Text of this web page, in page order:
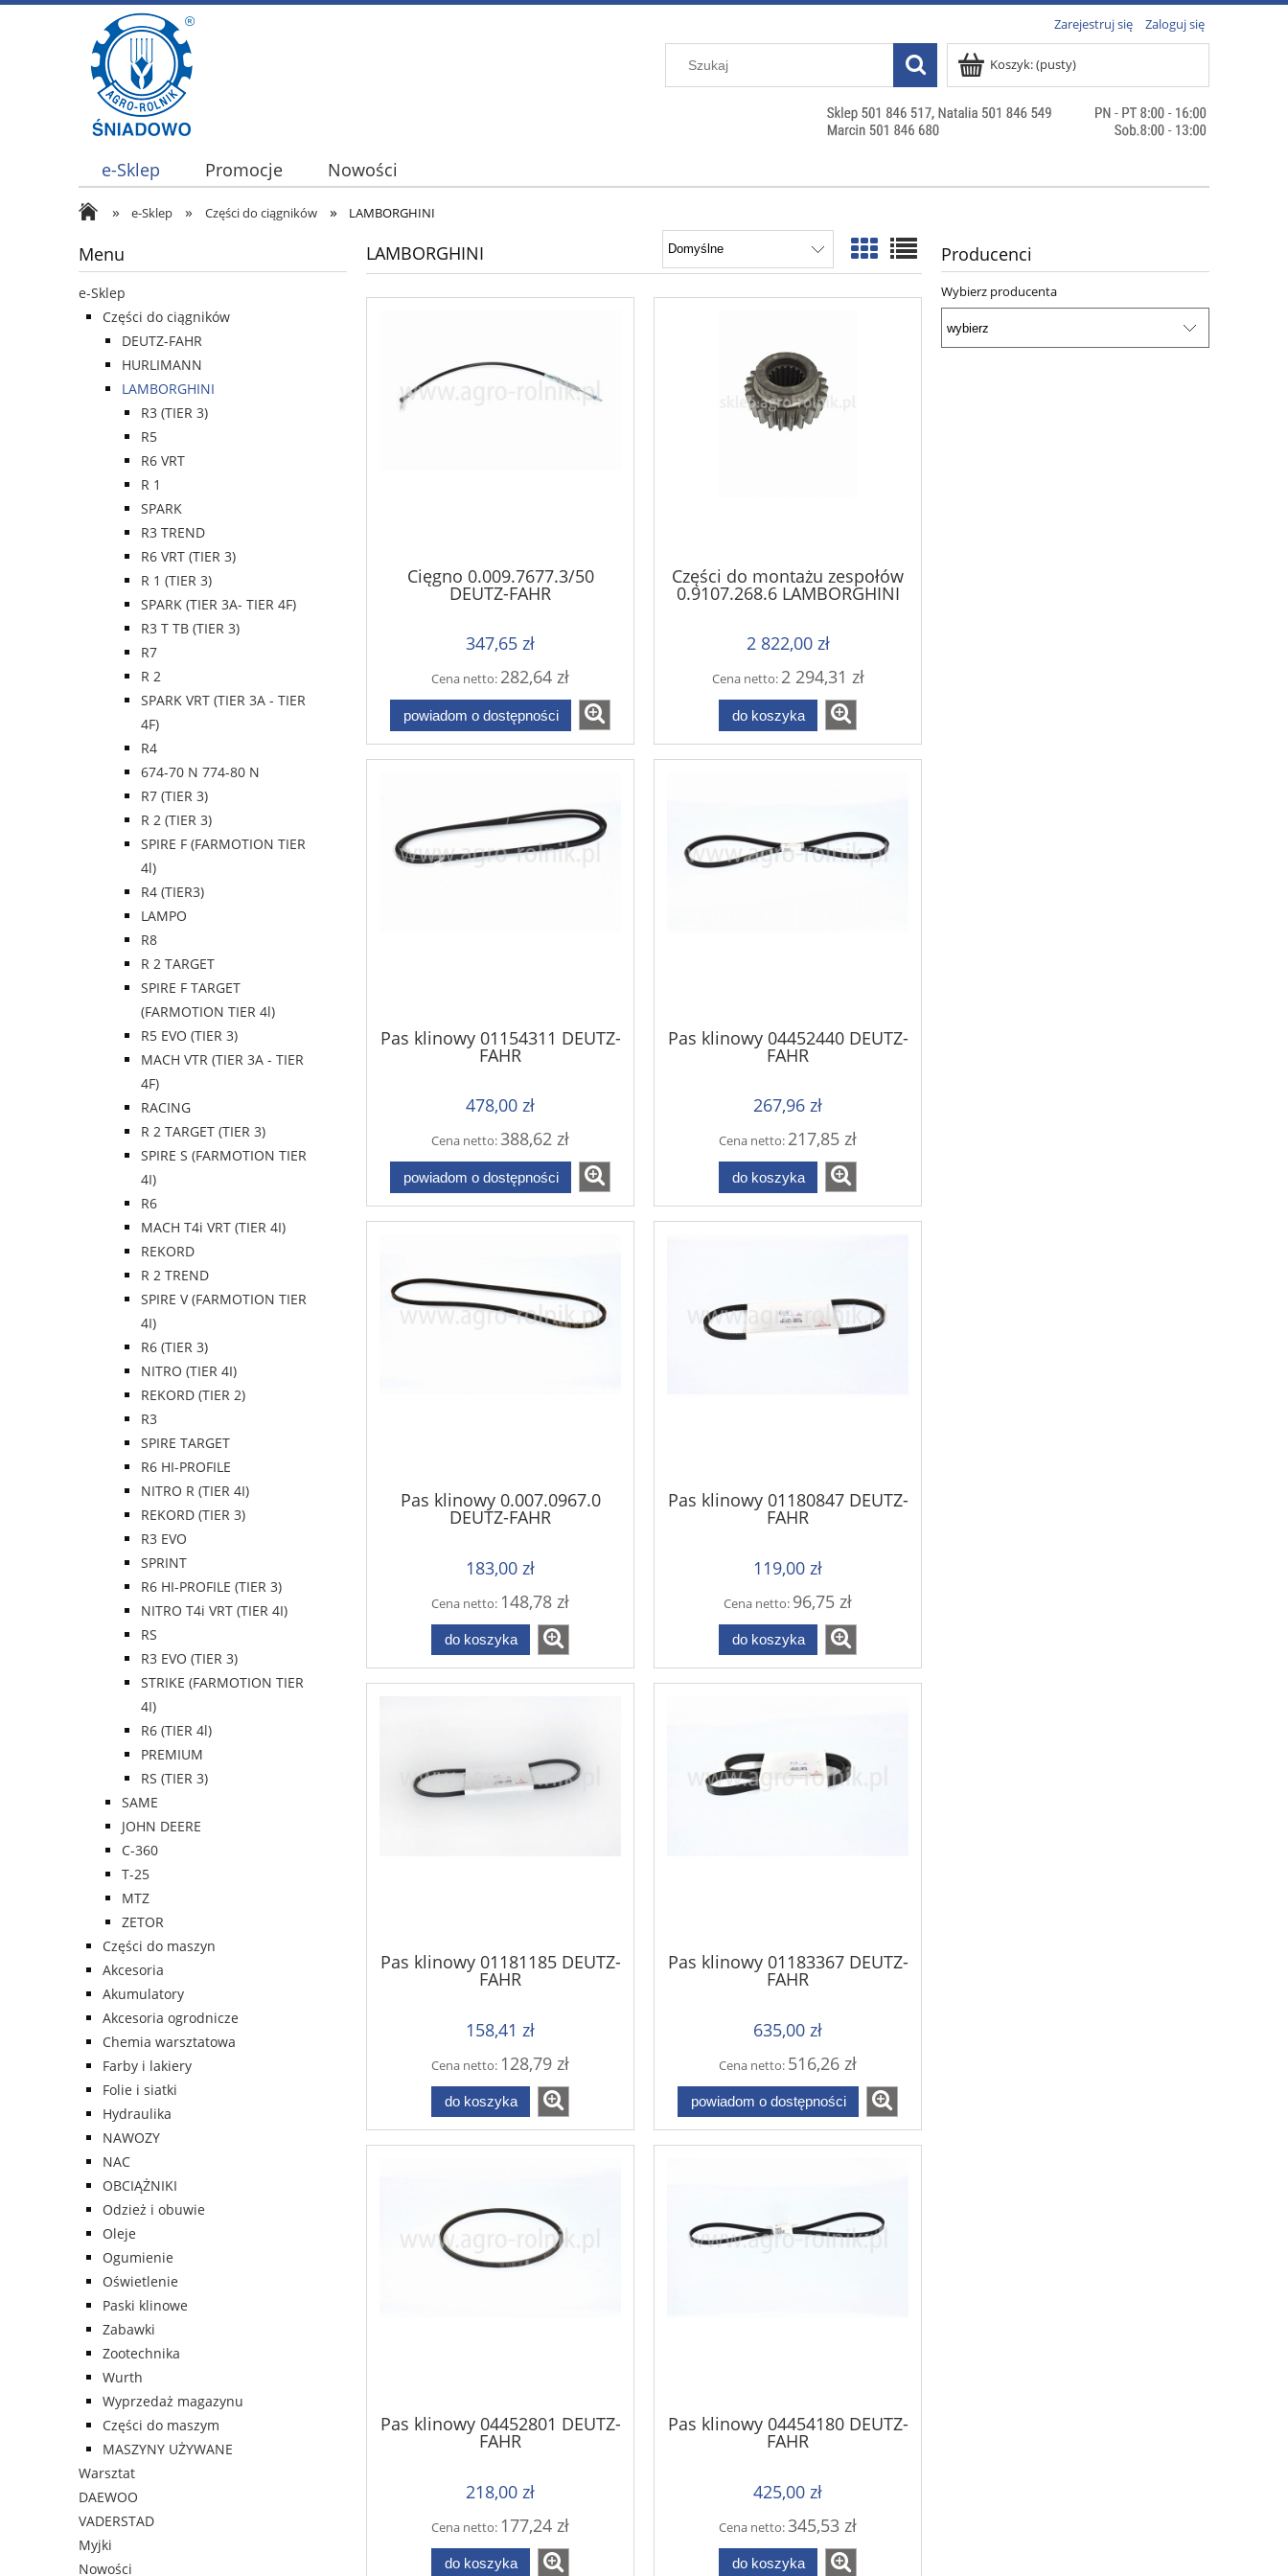
Zarejestruj się Zaloguj się
Koszyk:(pusty)
e-Sklep Promocje Nowości
» e-Sklep » Części do ciągników » LAMBORGHINI
Menu
e-Sklep
Części do ciągników
DEUTZ-FAHR
HURLIMANN
LAMBORGHINI
R3 (TIER 3)
R5
R6 VRT
R 1
SPARK
R3 TREND
R6 VRT (TIER 3)
R 1 (TIER 3)
SPARK (TIER 3A- TIER 4F)
R3 T TB (TIER 3)
R7
R 2
SPARK VRT (TIER 3A - TIER
4F)
R4
674-70 N 774-80 N
R7 (TIER 3)
R 2 (TIER 3)
SPIRE F (FARMOTION TIER
4l)
R4 (TIER3)
LAMPO
R8
R 2 TARGET
SPIRE F TARGET
(FARMOTION TIER 4l)
R5 EVO (TIER 3)
MACH VTR (TIER 3A - TIER
4F)
RACING
R 2 TARGET (TIER 3)
SPIRE S (FARMOTION TIER
4I)
R6
MACH T4i VRT (TIER 4I)
REKORD
R 2 TREND
SPIRE V (FARMOTION TIER
4I)
R6 (TIER 3)
NITRO (TIER 4I)
REKORD (TIER 2)
R3
SPIRE TARGET
R6 HI-PROFILE
NITRO R (TIER 4I)
REKORD (TIER 3)
R3 EVO
SPRINT
R6 HI-PROFILE (TIER 3)
NITRO T4i VRT (TIER 4I)
RS
R3 EVO (TIER 3)
STRIKE (FARMOTION TIER
4I)
R6 (TIER 4l)
PREMIUM
RS (TIER 3)
SAME
JOHN DEERE
C-360
T-25
MTZ
ZETOR
Części do maszyn
Akcesoria
Akumulatory
Akcesoria ogrodnicze
Chemia warsztatowa
Farby i lakiery
Folie i siatki
Hydraulika
NAWOZY
NAC
OBCIĄŻNIKI
Odzież i obuwie
Oleje
Ogumienie
Oświetlenie
Paski klinowe
Zabawki
Zootechnika
Wurth
Wyprzedaż magazynu
Części do maszym
MASZYNY UŻYWANE
Warsztat
DAEWOO
VADERSTAD
Myjki
Nowości
LAMBORGHINI
Cięgno 0.009.7677.3/50
DEUTZ-FAHR
347,65 zł
Cena netto: 282,64 zł
powiadom o dostępności
Części do montażu zespołów
0.9107.268.6 LAMBORGHINI
2 822,00 zł
Cena netto: 2 294,31 zł
do koszyka
Pas klinowy 01154311 DEUTZ-
FAHR
478,00 zł
Cena netto:388,62 zł
powiadom o dostępności
Pas klinowy 04452440 DEUTZ-
FAHR
267,96 zł
Cena netto: 217,85 zł
do koszyka
Pas klinowy 0.007.0967.0
DEUTZ-FAHR
183,00 zł
Cena netto: 148,78 zł
do koszyka
Pas klinowy 01180847 DEUTZ-
FAHR
119,00 zł
Cena netto: 96,75 zł
do koszyka
Pas klinowy 01181185 DEUTZ-
FAHR
158,41 zł
Cena netto: 128,79 zł
do koszyka
Pas klinowy 01183367 DEUTZ-
FAHR
635,00 zł
Cena netto: 516,26 zł
powiadom o dostępności
Pas klinowy 04452801 DEUTZ-
FAHR
218,00 zł
Cena netto: 177,24 zł
do koszyka
Pas klinowy 04454180 DEUTZ-
FAHR
425,00 zł
Cena netto:345,53 zł
do koszyka
Producenci
Wybierz producenta